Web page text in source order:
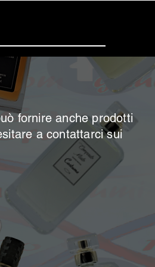
fornire anche prodotti
a contattarci sui